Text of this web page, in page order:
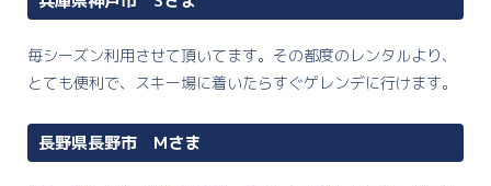
毎シーズン利用させて頂いてます。その都度のレンタルより、
とても便利で、スキー場に着いたらすぐゲレンデに行けます。
長野県長野市 Mさま